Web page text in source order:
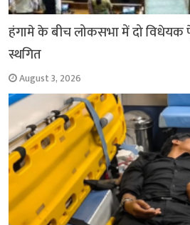
हंगामे के बीच लोकसभा में दो विधेयक
स्थगित
August 3, 2026